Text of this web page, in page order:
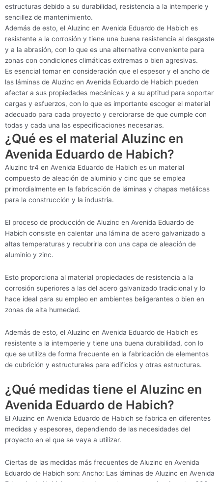
estructuras debido a su durabilidad, resistencia a la intemperie y
sencillez de mantenimiento.
Además de esto, el Aluzinc en Avenida Eduardo de Habich es
resistente a la corrosión y tiene una buena resistencia al desgaste
y a la abrasión, con lo que es una alternativa conveniente para
zonas con condiciones climáticas extremas o bien agresivas.
Es esencial tomar en consideración que el espesor y el ancho de
las láminas de Aluzinc en Avenida Eduardo de Habich pueden
afectar a sus propiedades mecánicas y a su aptitud para soportar
cargas y esfuerzos, con lo que es importante escoger el material
adecuado para cada proyecto y cerciorarse de que cumple con
todas y cada una las especificaciones necesarias.
¿Qué es el material Aluzinc en
Avenida Eduardo de Habich?
Aluzinc tr4 en Avenida Eduardo de Habich es un material
compuesto de aleación de aluminio y cinc que se emplea
primordialmente en la fabricación de láminas y chapas metálicas
para la construcción y la industria.
El proceso de producción de Aluzinc en Avenida Eduardo de
Habich consiste en calentar una lámina de acero galvanizado a
altas temperaturas y recubrirla con una capa de aleación de
aluminio y zinc.
Esto proporciona al material propiedades de resistencia a la
corrosión superiores a las del acero galvanizado tradicional y lo
hace ideal para su empleo en ambientes beligerantes o bien en
zonas de alta humedad.
Además de esto, el Aluzinc en Avenida Eduardo de Habich es
resistente a la intemperie y tiene una buena durabilidad, con lo
que se utiliza de forma frecuente en la fabricación de elementos
de cubrición y estructurales para edificios y otras estructuras.
¿Qué medidas tiene el Aluzinc en
Avenida Eduardo de Habich?
El Aluzinc en Avenida Eduardo de Habich se fabrica en diferentes
medidas y espesores, dependiendo de las necesidades del
proyecto en el que se vaya a utilizar.
Ciertas de las medidas más frecuentes de Aluzinc en Avenida
Eduardo de Habich son: Ancho: Las láminas de Aluzinc en Avenida